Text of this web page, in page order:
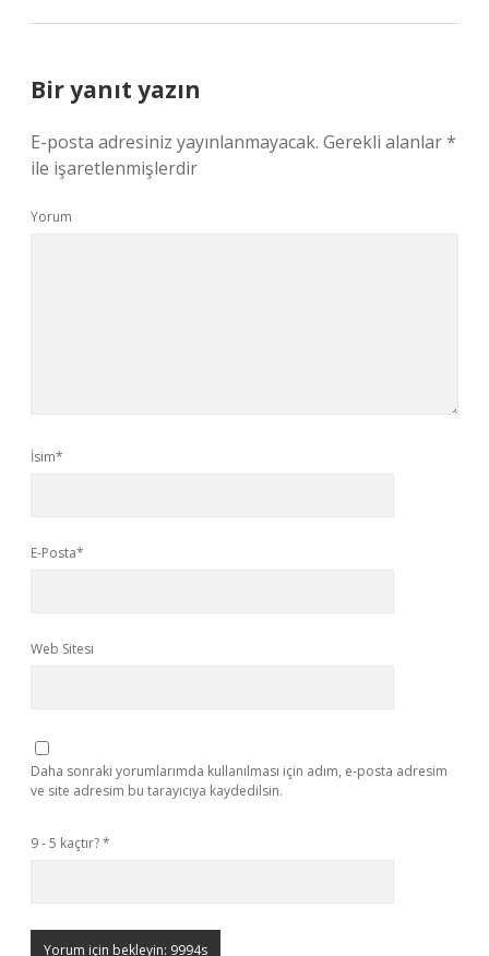
Bir yanıt yazın
E-posta adresiniz yayınlanmayacak. Gerekli alanlar*
ile işaretlenmişlerdir
Yorum
İsim*
E-Posta*
Web Sitesi
Daha sonraki yorumlarımda kullanılması için adım, e-posta adresim
ve site adresim bu tarayıcıya kaydedilsin.
9 - 5 kaçtır?*